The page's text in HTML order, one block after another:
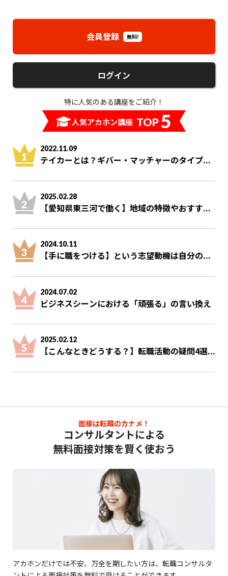
会員登録 無料!
ログイン
特に人気のある講座をご紹介！
人気アカホン講座 TOP5
2022.11.09
テイカーとは？ギバー・マッチャーのタイプ...
2025.02.28
【愛知県東三河で働く】地域の特徴やおすす...
2024.10.11
【手に職をつける】という志望動機は自分の...
2024.07.02
ビジネスシーンにおける「頑張る」の言い換え
2025.02.12
【こんなときどうする？】転職活動の疑問4選...
面接は転職のカナメ！
コンサルタントによる
無料面接対策を賢く使おう
アカホンだけでは不安、万全を期したい方は、転職コンサルタ